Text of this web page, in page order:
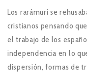
Los rarámuri se
cristianos pensando
el trabajo de los
independencia en lo
dispersión, formas de